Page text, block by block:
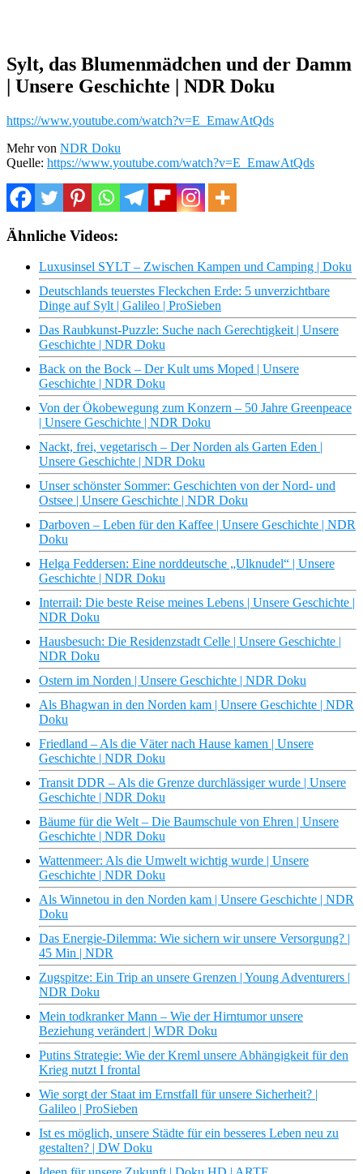
Sylt, das Blumenmädchen und der Damm
| Unsere Geschichte | NDR Doku
https://www.youtube.com/watch?v=E_EmawAtQds
Mehr von NDR Doku
Quelle: https://www.youtube.com/watch?v=E_EmawAtQds
Ähnliche Videos:
Luxusinsel SYLT – Zwischen Kampen und Camping | Doku
Deutschlands teuerstes Fleckchen Erde: 5 unverzichtbare
Dinge auf Sylt | Galileo | ProSieben
Das Raubkunst-Puzzle: Suche nach Gerechtigkeit | Unsere
Geschichte | NDR Doku
Back on the Bock – Der Kult ums Moped | Unsere
Geschichte | NDR Doku
Von der Ökobewegung zum Konzern – 50 Jahre Greenpeace
| Unsere Geschichte | NDR Doku
Nackt, frei, vegetarisch – Der Norden als Garten Eden |
Unsere Geschichte | NDR Doku
Unser schönster Sommer: Geschichten von der Nord- und
Ostsee | Unsere Geschichte | NDR Doku
Darboven – Leben für den Kaffee | Unsere Geschichte | NDR
Doku
Helga Feddersen: Eine norddeutsche „Ulknudel“ | Unsere
Geschichte | NDR Doku
Interrail: Die beste Reise meines Lebens | Unsere Geschichte |
NDR Doku
Hausbesuch: Die Residenzstadt Celle | Unsere Geschichte |
NDR Doku
Ostern im Norden | Unsere Geschichte | NDR Doku
Als Bhagwan in den Norden kam | Unsere Geschichte | NDR
Doku
Friedland – Als die Väter nach Hause kamen | Unsere
Geschichte | NDR Doku
Transit DDR – Als die Grenze durchlässiger wurde | Unsere
Geschichte | NDR Doku
Bäume für die Welt – Die Baumschule von Ehren | Unsere
Geschichte | NDR Doku
Wattenmeer: Als die Umwelt wichtig wurde | Unsere
Geschichte | NDR Doku
Als Winnetou in den Norden kam | Unsere Geschichte | NDR
Doku
Das Energie-Dilemma: Wie sichern wir unsere Versorgung? |
45 Min | NDR
Zugspitze: Ein Trip an unsere Grenzen | Young Adventurers |
NDR Doku
Mein todkranker Mann – Wie der Hirntumor unsere
Beziehung verändert | WDR Doku
Putins Strategie: Wie der Kreml unsere Abhängigkeit für den
Krieg nutzt I frontal
Wie sorgt der Staat im Ernstfall für unsere Sicherheit? |
Galileo | ProSieben
Ist es möglich, unsere Städte für ein besseres Leben neu zu
gestalten? | DW Doku